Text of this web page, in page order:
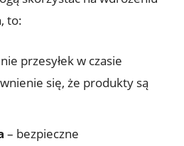
to:
przesyłek w czasie
się, że produkty są
– bezpieczne